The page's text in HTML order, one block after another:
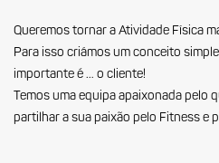
Queremos tornar a Atividade Física
Para isso criámos um conceito
importante é … o cliente!
Temos uma equipa apaixonada pelo
partilhar a sua paixão pelo Fitness e